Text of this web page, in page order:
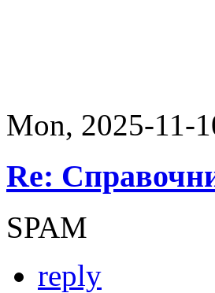
Mon, 2025-11-
Re:
SPAM
reply